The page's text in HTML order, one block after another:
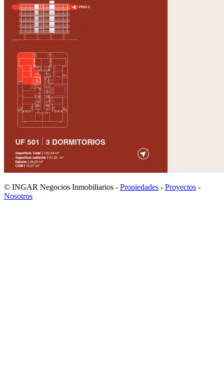
© INGAR Negocios Inmobiliarios - Propiedades - Proyectos -
Nosotros